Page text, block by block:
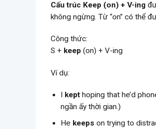
Cấu trúc Keep (on) + V-ing
không ngừng. Từ “on” có thể
Công thức:
S + keep (on) + V-ing
Ví dụ:
I kept hoping that he’d
ngần ấy thời gian.)
He keeps on trying to